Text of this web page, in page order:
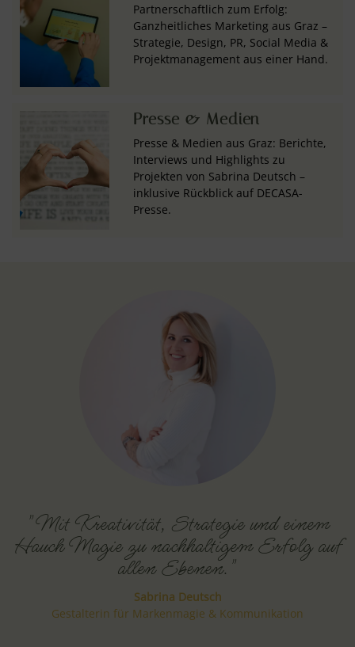
Partnerschaftlich zum Erfolg:
Ganzheitliches Marketing aus Graz –
Strategie, Design, PR, Social Media &
Projektmanagement aus einer Hand.
Presse & Medien
Presse & Medien aus Graz: Berichte,
Interviews und Highlights zu
Projekten von Sabrina Deutsch –
inklusive Rückblick auf DECASA-
Presse.
"Mit Kreativität, Strategie und einem
Hauch Magie zu nachhaltigem Erfolg auf
allen Ebenen."
Sabrina Deutsch
Gestalterin für Markenmagie & Kommunikation